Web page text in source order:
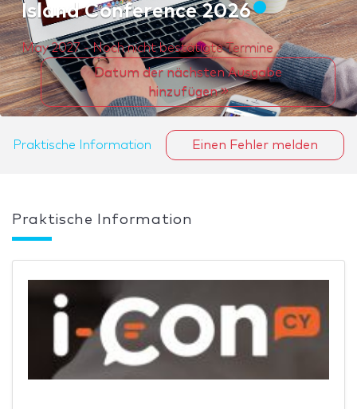
Island Conference 2026
May 2027 - Noch nicht bestätigte Termine
Datum der nächsten Ausgabe
hinzufügen
Praktische Information Einen Fehler melden
Praktische Information